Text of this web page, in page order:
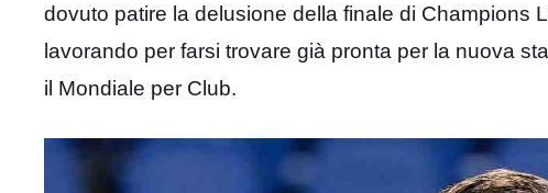
dovuto patire la delusione della finale di Champions
lavorando per farsi trovare già pronta per la nuova
il Mondiale per Club.